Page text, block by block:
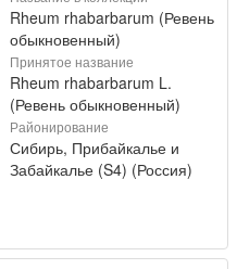
Rheum rhabarbarum (Ревень
обыкновенный)
Принятое название
Rheum rhabarbarum L.
(Ревень обыкновенный)
Районирование
Сибирь, Прибайкалье и
Забайкалье (S4) (Россия)